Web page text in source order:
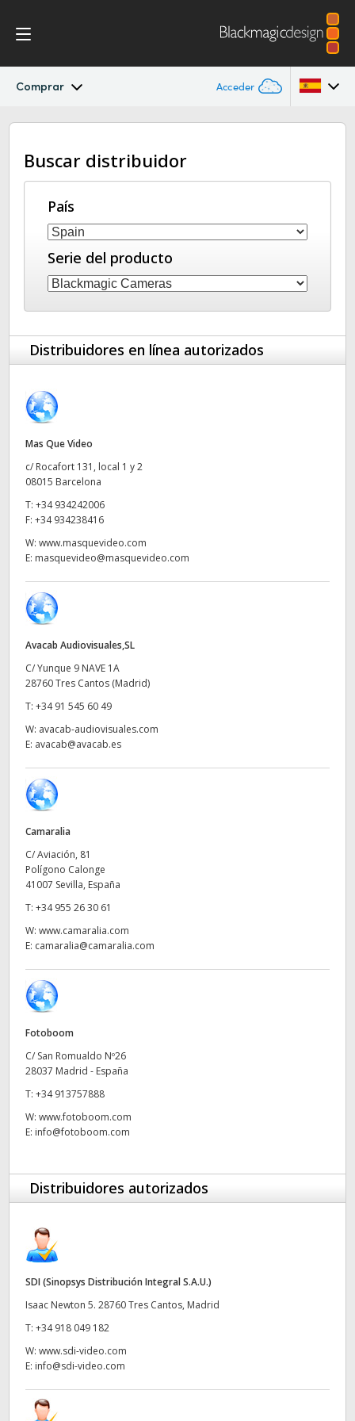
Comprar Acceder
Micro Studio Camera
Especificaciones
Australia
Austria
Brazil
Canada
Denmark
Germany
Hong Kong SAR, China
India
Italy
Mexico
Malaysia
Netherlands
New Zealand
Portugal
Singapore
South Africa
España
Turkey
Ukraine
United States
Buscar distribuidor
País
Serie del producto
Distribuidores en línea autorizados
Mas Que Video
c/ Rocafort 131, local 1 y 2
08015 Barcelona
T: +34 934242006
F: +34 934238416
W: www.masquevideo.com
E: masquevideo@masquevideo.com
Avacab Audiovisuales,SL
C/ Yunque 9 NAVE 1A
28760 Tres Cantos (Madrid)
T: +34 91 545 60 49
W: avacab-audiovisuales.com
E: avacab@avacab.es
Camaralia
C/ Aviación, 81
Polígono Calonge
41007 Sevilla, España
T: +34 955 26 30 61
W: www.camaralia.com
E: camaralia@camaralia.com
Fotoboom
C/ San Romualdo Nº26
28037 Madrid - España
T: +34 913757888
W: www.fotoboom.com
E: info@fotoboom.com
Distribuidores autorizados
SDI (Sinopsys Distribución Integral S.A.U.)
Isaac Newton 5. 28760 Tres Cantos, Madrid
T: +34 918 049 182
W: www.sdi-video.com
E: info@sdi-video.com